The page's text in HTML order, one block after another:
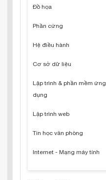
Đồ họa
Phần cứng
Hệ điều hành
Cơ sở dữ liệu
Lập trình & phần mềm ứng
dụng
Lập trình web
Tin học văn phòng
Internet - Mạng máy tính